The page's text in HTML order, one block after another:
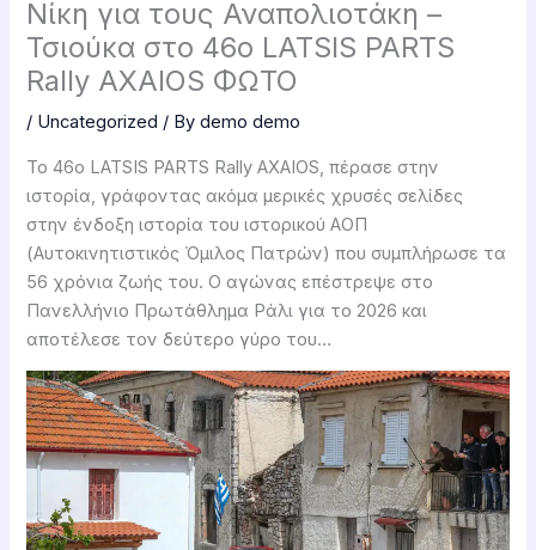
Νίκη για τους Αναπολιοτάκη –
Τσιούκα στο 46ο LATSIS PARTS
Rally AXAIOS ΦΩΤΟ
/ Uncategorized / Bydemo demo
Το 46ο LATSIS PARTS Rally AXAIOS, πέρασε στην
ιστορία, γράφοντας ακόμα μερικές χρυσές σελίδες
στην ένδοξη ιστορία του ιστορικού ΑΟΠ
(Αυτοκινητιστικός Όμιλος Πατρών) που συμπλήρωσε τα
56 χρόνια ζωής του. Ο αγώνας επέστρεψε στο
Πανελλήνιο Πρωτάθλημα Ράλι για το 2026 και
αποτέλεσε τον δεύτερο γύρο του…